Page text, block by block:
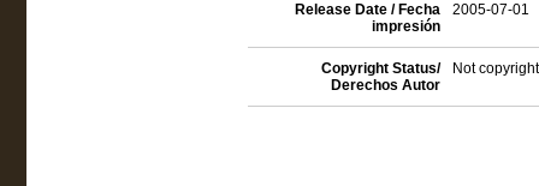
Release Date / Fecha
impresión
2005-07-01
Copyright Status/
Derechos Autor
Not